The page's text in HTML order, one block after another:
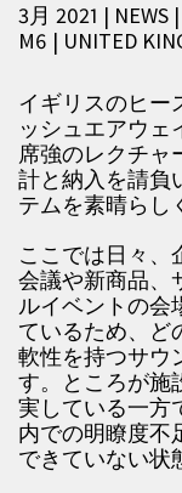
3月 2021 | NEWS |
M6 | UNITED
イギリスのヒー
ッシュエアウェ
席強のレクチャ
計と納入を請負
テムを素晴らし
ここでは日々、
会議や新商品、
ルイベントの会
ているため、ど
軟性を持つサウ
す。ところが施
実している一方
内での明瞭度不
できていない状